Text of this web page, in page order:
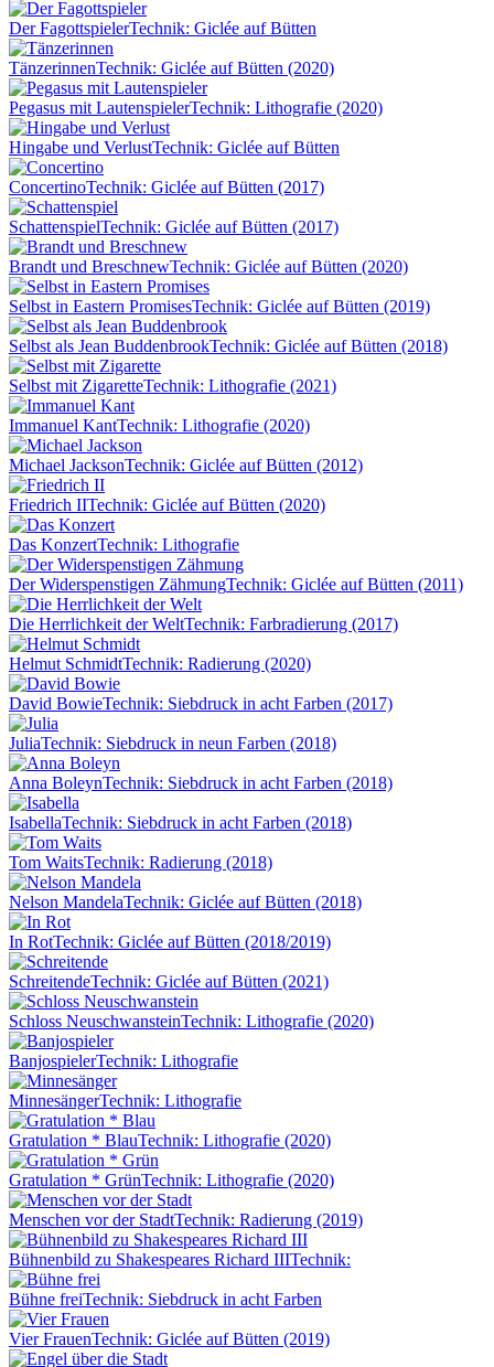
Der FagottspielerTechnik: Giclée auf Bütten
TänzerinnenTechnik: Giclée auf Bütten (2020)
Pegasus mit LautenspielerTechnik: Lithografie (2020)
Hingabe und VerlustTechnik: Giclée auf Bütten
ConcertinoTechnik: Giclée auf Bütten (2017)
SchattenspielTechnik: Giclée auf Bütten (2017)
Brandt und BreschnewTechnik: Giclée auf Bütten (2020)
Selbst in Eastern PromisesTechnik: Giclée auf Bütten (2019)
Selbst als Jean BuddenbrookTechnik: Giclée auf Bütten (2018)
Selbst mit ZigaretteTechnik: Lithografie (2021)
Immanuel KantTechnik: Lithografie (2020)
Michael JacksonTechnik: Giclée auf Bütten (2012)
Friedrich IITechnik: Giclée auf Bütten (2020)
Das KonzertTechnik: Lithografie
Der Widerspenstigen ZähmungTechnik: Giclée auf Bütten (2011)
Die Herrlichkeit der WeltTechnik: Farbradierung (2017)
Helmut SchmidtTechnik: Radierung (2020)
David BowieTechnik: Siebdruck in acht Farben (2017)
JuliaTechnik: Siebdruck in neun Farben (2018)
Anna BoleynTechnik: Siebdruck in acht Farben (2018)
IsabellaTechnik: Siebdruck in acht Farben (2018)
Tom WaitsTechnik: Radierung (2018)
Nelson MandelaTechnik: Giclée auf Bütten (2018)
In RotTechnik: Giclée auf Bütten (2018/2019)
SchreitendeTechnik: Giclée auf Bütten (2021)
Schloss NeuschwansteinTechnik: Lithografie (2020)
BanjospielerTechnik: Lithografie
MinnesängerTechnik: Lithografie
Gratulation * BlauTechnik: Lithografie (2020)
Gratulation * GrünTechnik: Lithografie (2020)
Menschen vor der StadtTechnik: Radierung (2019)
Bühnenbild zu Shakespeares Richard IIITechnik:
Bühne freiTechnik: Siebdruck in acht Farben
Vier FrauenTechnik: Giclée auf Bütten (2019)